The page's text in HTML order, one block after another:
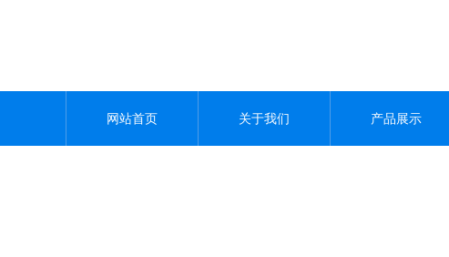
网站首页 关于我们 产品展示